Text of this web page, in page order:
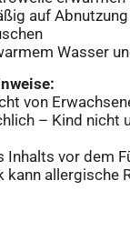
auf
Wasser
von
– Kind nicht
Inhalts vor dem
kann allergische